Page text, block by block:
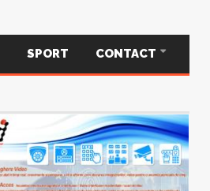
SPORT CONTACT